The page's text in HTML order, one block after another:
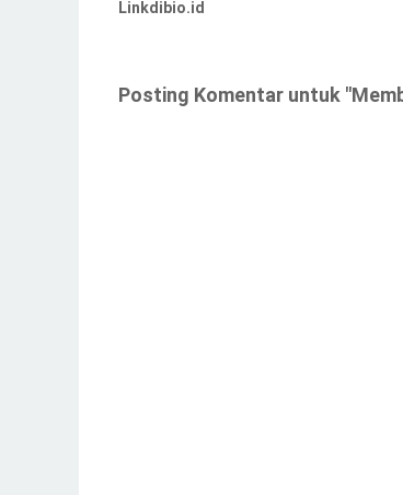
Linkdibio.id
Posting Komentar untuk